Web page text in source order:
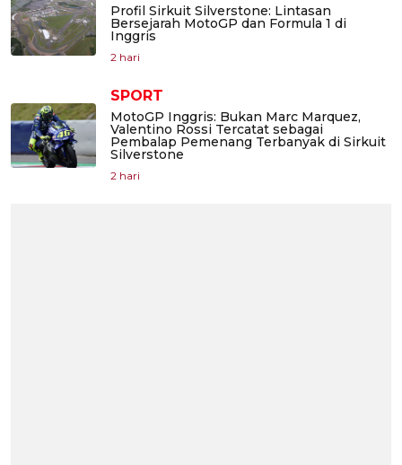
Profil Sirkuit Silverstone: Lintasan
Bersejarah MotoGP dan Formula 1 di
Inggris
2 hari
SPORT
MotoGP Inggris: Bukan Marc Marquez,
Valentino Rossi Tercatat sebagai
Pembalap Pemenang Terbanyak di Sirkuit
Silverstone
2 hari